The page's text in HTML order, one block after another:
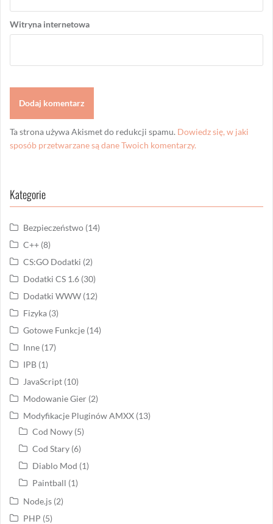
Witryna internetowa
Ta strona używa Akismet do redukcji spamu. Dowiedz się, w jaki
sposób przetwarzane są dane Twoich komentarzy.
Kategorie
Bezpieczeństwo (14)
C++ (8)
CS:GO Dodatki (2)
Dodatki CS 1.6 (30)
Dodatki WWW (12)
Fizyka (3)
Gotowe Funkcje (14)
Inne (17)
IPB (1)
JavaScript (10)
Modowanie Gier (2)
Modyfikacje Pluginów AMXX (13)
Cod Nowy (5)
Cod Stary (6)
Diablo Mod (1)
Paintball (1)
Node.js (2)
PHP (5)